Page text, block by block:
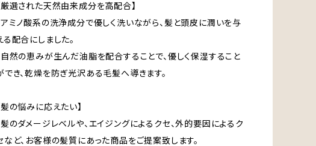
厳選された天然由来成分を高配合】
アミノ酸系の洗浄成分で優しく洗いながら、髪と頭皮に潤いを与
る配合にしました。
自然の恵みが生んだ油脂を配合することで、優しく保湿すること
でき、乾燥を防ぎ光沢ある毛髪へ導きます。
髪の悩みに応えたい】
髪のダメージレベルや、エイジングによるクセ、外的要因によるク
など、お客様の髪質にあった商品をご提案致します。